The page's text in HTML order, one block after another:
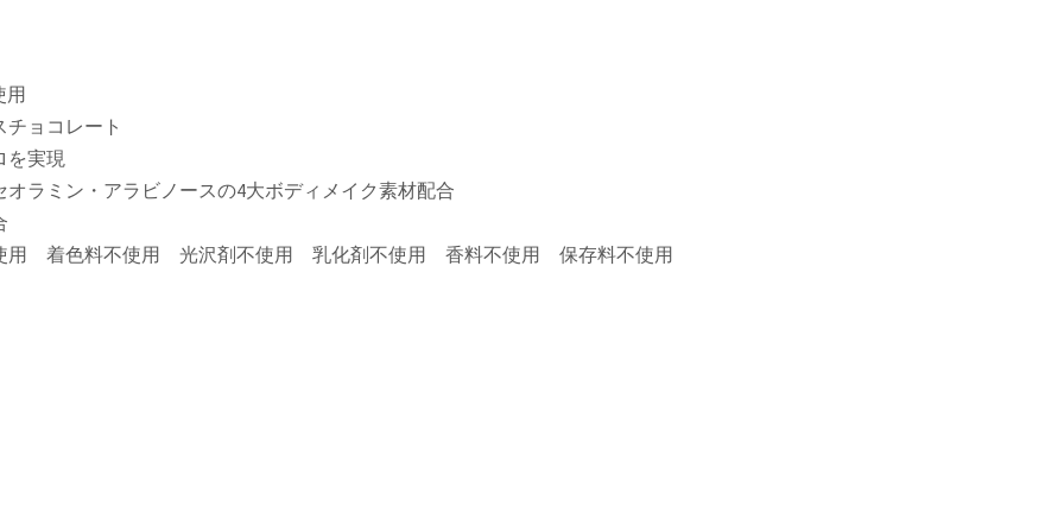
用
ョコレート
を実現
ラミン・アラビノースの4大ボディメイク素材配合
用 着色料不使用 光沢剤不使用 乳化剤不使用 香料不使用 保存料不使用